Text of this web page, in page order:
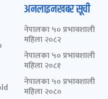
अनलाइनखबर सूची
नेपालका ५० प्रभावशाली
महिला २०८२
नेपालका ५० प्रभावशाली
महिला २०८१
नेपालका ५० प्रभावशाली
महिला २०८०